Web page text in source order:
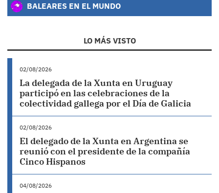
BALEARES EN EL MUNDO
LO MÁS VISTO
02/08/2026
La delegada de la Xunta en Uruguay
participó en las celebraciones de la
colectividad gallega por el Día de Galicia
02/08/2026
El delegado de la Xunta en Argentina se
reunió con el presidente de la compañía
Cinco Hispanos
04/08/2026